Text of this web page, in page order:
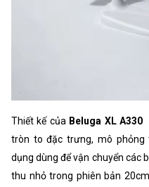
Thiết kế của Beluga XL A330
tròn to đặc trưng, mô phỏng
dụng dùng để vận chuyển các
thu nhỏ trong phiên bản